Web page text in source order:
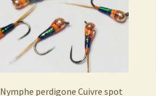
Nymphe perdigone Cuivre spot